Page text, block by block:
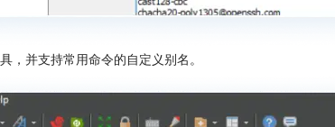
，并支持常用命令的自定义别名。